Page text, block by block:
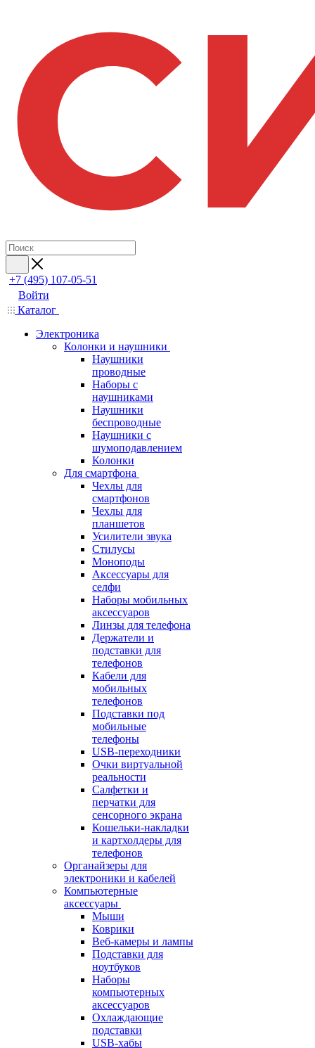
+7 (495) 107-05-51
Войти
Каталог
Электроника
Колонки и наушники
Наушники
проводные
Наборы с
наушниками
Наушники
беспроводные
Наушники с
шумоподавлением
Колонки
Для смартфона
Чехлы для
смартфонов
Чехлы для
планшетов
Усилители звука
Стилусы
Моноподы
Аксессуары для
селфи
Наборы мобильных
аксессуаров
Линзы для телефона
Держатели и
подставки для
телефонов
Кабели для
мобильных
телефонов
Подставки под
мобильные
телефоны
USB-переходники
Очки виртуальной
реальности
Салфетки и
перчатки для
сенсорного экрана
Кошельки-накладки
и картхолдеры для
телефонов
Органайзеры для
электроники и кабелей
Компьютерные
аксессуары
Мыши
Коврики
Веб-камеры и лампы
Подставки для
ноутбуков
Наборы
компьютерных
аксессуаров
Охлаждающие
подставки
USB-хабы